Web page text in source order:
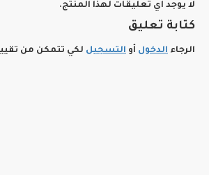
لا يوجد أي تعليقات لهذا المنتج.
كتابة تعليق
الرجاء الدخول أو التسجيل لكي تتمكن من